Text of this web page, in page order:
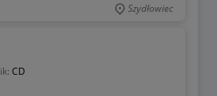
Szydłowiec
CD